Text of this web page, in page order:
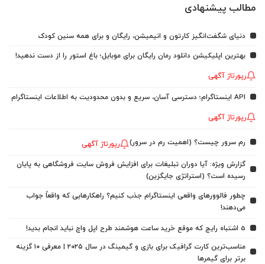
مطالب پیشنهادی
دنیای شگفت‌انگیز کارتون و انیمیشن، رایگان و برای همه سنین کودک
بهترین اپلیکیشن دانلود رمان رایگان برای موبایل؛ باغ استور را از دست ندهید!
رپورتاژ آگهی
API اینستاگرام؛ دسترسی آسان، سریع و بدون محدودیت به اطلاعات اینستاگرام
رپورتاژ آگهی
رم سرور چیست؟ (اهمیت رم در سرور) رپورتاژ آگهی
گزارش ویژه: آیا دوران تبلیغات برای افزایش فروش سایت فروشگاهی به پایان
رسیده است؟ (استراتژی جایگزین)
چطور فالوورهای واقعی اینستاگرام جذب کنیم؟ راهکارهایی که واقعاً جواب
می‌دهند!
5 اشتباه رایج که موقع خرید ساعت هوشمند طرح اپل واچ نباید انجام بدید!
مناسب‌ترین کارت گرافیک برای بازی و گیمینگ در سال ۲۰۲۵ | معرفی ۱۰ گزینه
برتر برای گیمرها